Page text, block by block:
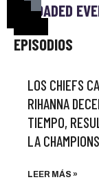
UPLOADED
EPISODIOS
LOS CHIEFS
RIHANNA
TIEMPO,
LA
LEER MÁS »